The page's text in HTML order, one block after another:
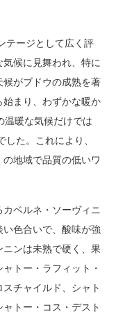
テージとして広く評
候に見舞われ、特に
がブドウの成熟を著
始まり、わずかな暖か
温暖な気候だけでは
た。これにより、
地域で品質の低いワ
ベルネ・ソーヴィニ
色合いで、酸味が強
ニンは未熟で硬く、果
トー・ラフィット・
チャイルド、シャト
トー・コス・デスト